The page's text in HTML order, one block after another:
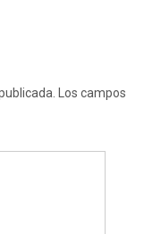
Los campos